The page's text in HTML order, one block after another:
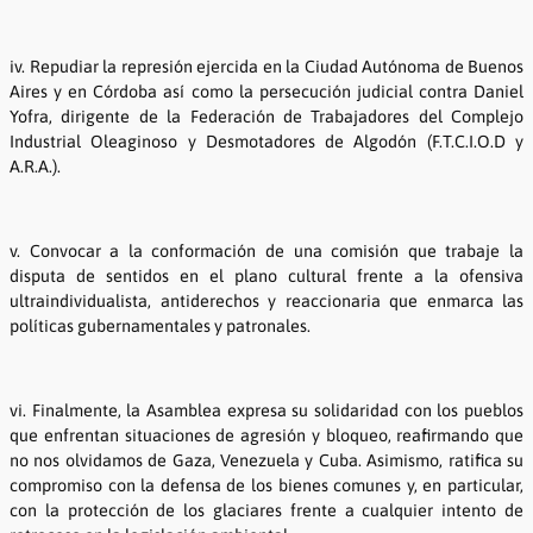
iv. Repudiar la represión ejercida en la Ciudad Autónoma de Buenos
Aires y en Córdoba así como la persecución judicial contra Daniel
Yofra, dirigente de la Federación de Trabajadores del Complejo
Industrial Oleaginoso y Desmotadores de Algodón (F.T.C.I.O.D y
A.R.A.).
v. Convocar a la conformación de una comisión que trabaje la
disputa de sentidos en el plano cultural frente a la ofensiva
ultraindividualista, antiderechos y reaccionaria que enmarca las
políticas gubernamentales y patronales.
vi. Finalmente, la Asamblea expresa su solidaridad con los pueblos
que enfrentan situaciones de agresión y bloqueo, reafirmando que
no nos olvidamos de Gaza, Venezuela y Cuba. Asimismo, ratifica su
compromiso con la defensa de los bienes comunes y, en particular,
con la protección de los glaciares frente a cualquier intento de